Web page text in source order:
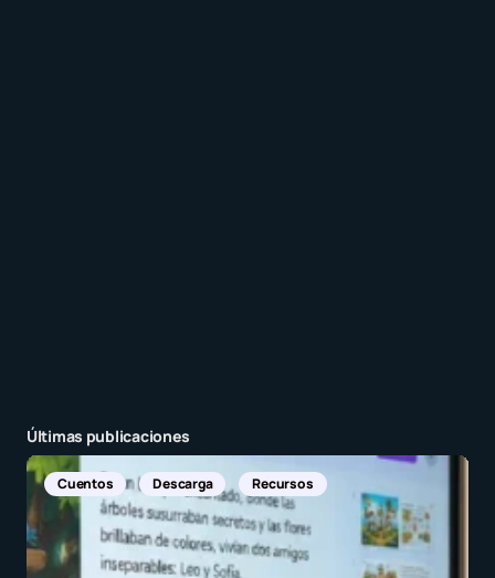
Últimas publicaciones
Noticias Internacionales